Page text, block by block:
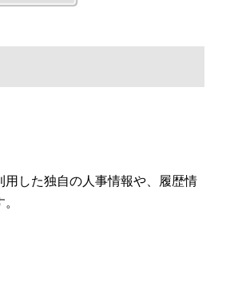
した独自の人事情報や、履歴情